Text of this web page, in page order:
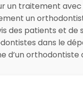
un traitement
un
des patients et de
dans le
d’un orthodontiste